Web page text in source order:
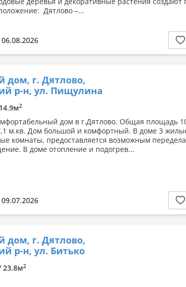
Дятлово –...
дом, г. Дятлово,
р-н, ул. Пищулина
2
дом в г.Дятлово. Общая площадь
м.кв. Дом большой и комфортный. В доме 3
комнаты, предоставляется возможным
В доме отопление и подогрев...
дом, г. Дятлово,
р-н, ул. Битько
23.8м2